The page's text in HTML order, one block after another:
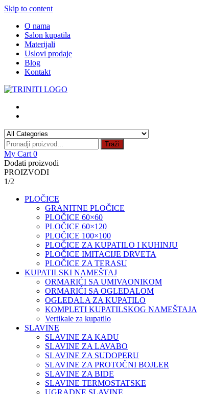
Skip to content
O nama
Salon kupatila
Materijali
Uslovi prodaje
Blog
Kontakt
Traži
My Cart 0
Dodati proizvodi
PROIZVODI
1/2
PLOČICE
GRANITNE PLOČICE
PLOČICE 60×60
PLOČICE 60×120
PLOČICE 100×100
PLOČICE ZA KUPATILO I KUHINJU
PLOČICE IMITACIJE DRVETA
PLOČICE ZA TERASU
KUPATILSKI NAMEŠTAJ
ORMARIĆI SA UMIVAONIKOM
ORMARIĆI SA OGLEDALOM
OGLEDALA ZA KUPATILO
KOMPLETI KUPATILSKOG NAMEŠTAJA
Vertikale za kupatilo
SLAVINE
SLAVINE ZA KADU
SLAVINE ZA LAVABO
SLAVINE ZA SUDOPERU
SLAVINE ZA PROTOČNI BOJLER
SLAVINE ZA BIDE
SLAVINE TERMOSTATSKE
UGRADNE SLAVINE